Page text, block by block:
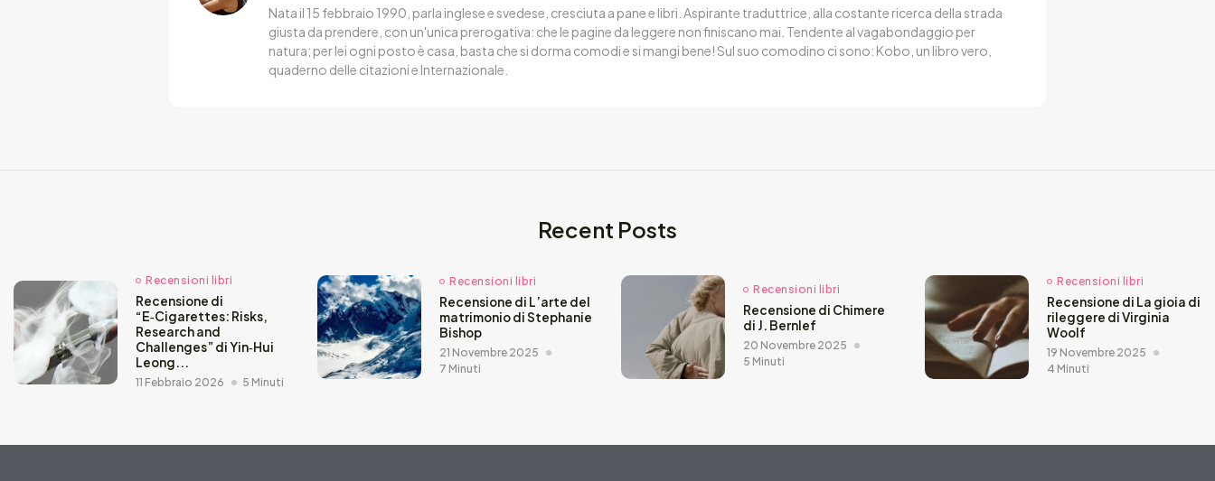
Nata il 15 febbraio 1990, parla inglese e svedese, cresciuta a pane e libri. Aspirante traduttrice, alla costante ricerca della strada
giusta da prendere, con un'unica prerogativa: che le pagine da leggere non finiscano mai. Tendente al vagabondaggio per
natura; per lei ogni posto è casa, basta che si dorma comodi e si mangi bene! Sul suo comodino ci sono: Kobo, un libro vero,
quaderno delle citazioni e Internazionale.
Recent Posts
Recensioni libri
Recensione di
“E‑Cigarettes: Risks,
Research and
Challenges” di Yin‑Hui
Leong...
11 Febbraio 2026 5 Minuti
Recensioni libri
Recensione di L’arte del
matrimonio di Stephanie
Bishop
21 Novembre 2025
7 Minuti
Recensioni libri
Recensione di Chimere
di J. Bernlef
20 Novembre 2025
5 Minuti
Recensioni libri
Recensione di La gioia di
rileggere di Virginia
Woolf
19 Novembre 2025
4 Minuti